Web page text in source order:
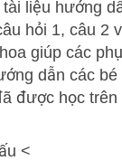
liệu hướng
hỏi 1, câu 2
giúp các
dẫn các bé
được học trên
<